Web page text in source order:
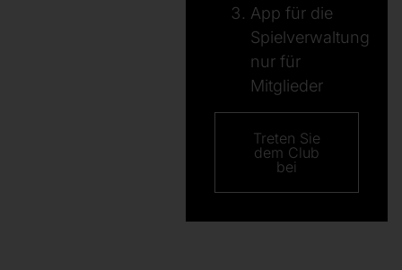
App für die
Spielverwaltung
nur für
Mitglieder
Treten Sie
dem Club
bei